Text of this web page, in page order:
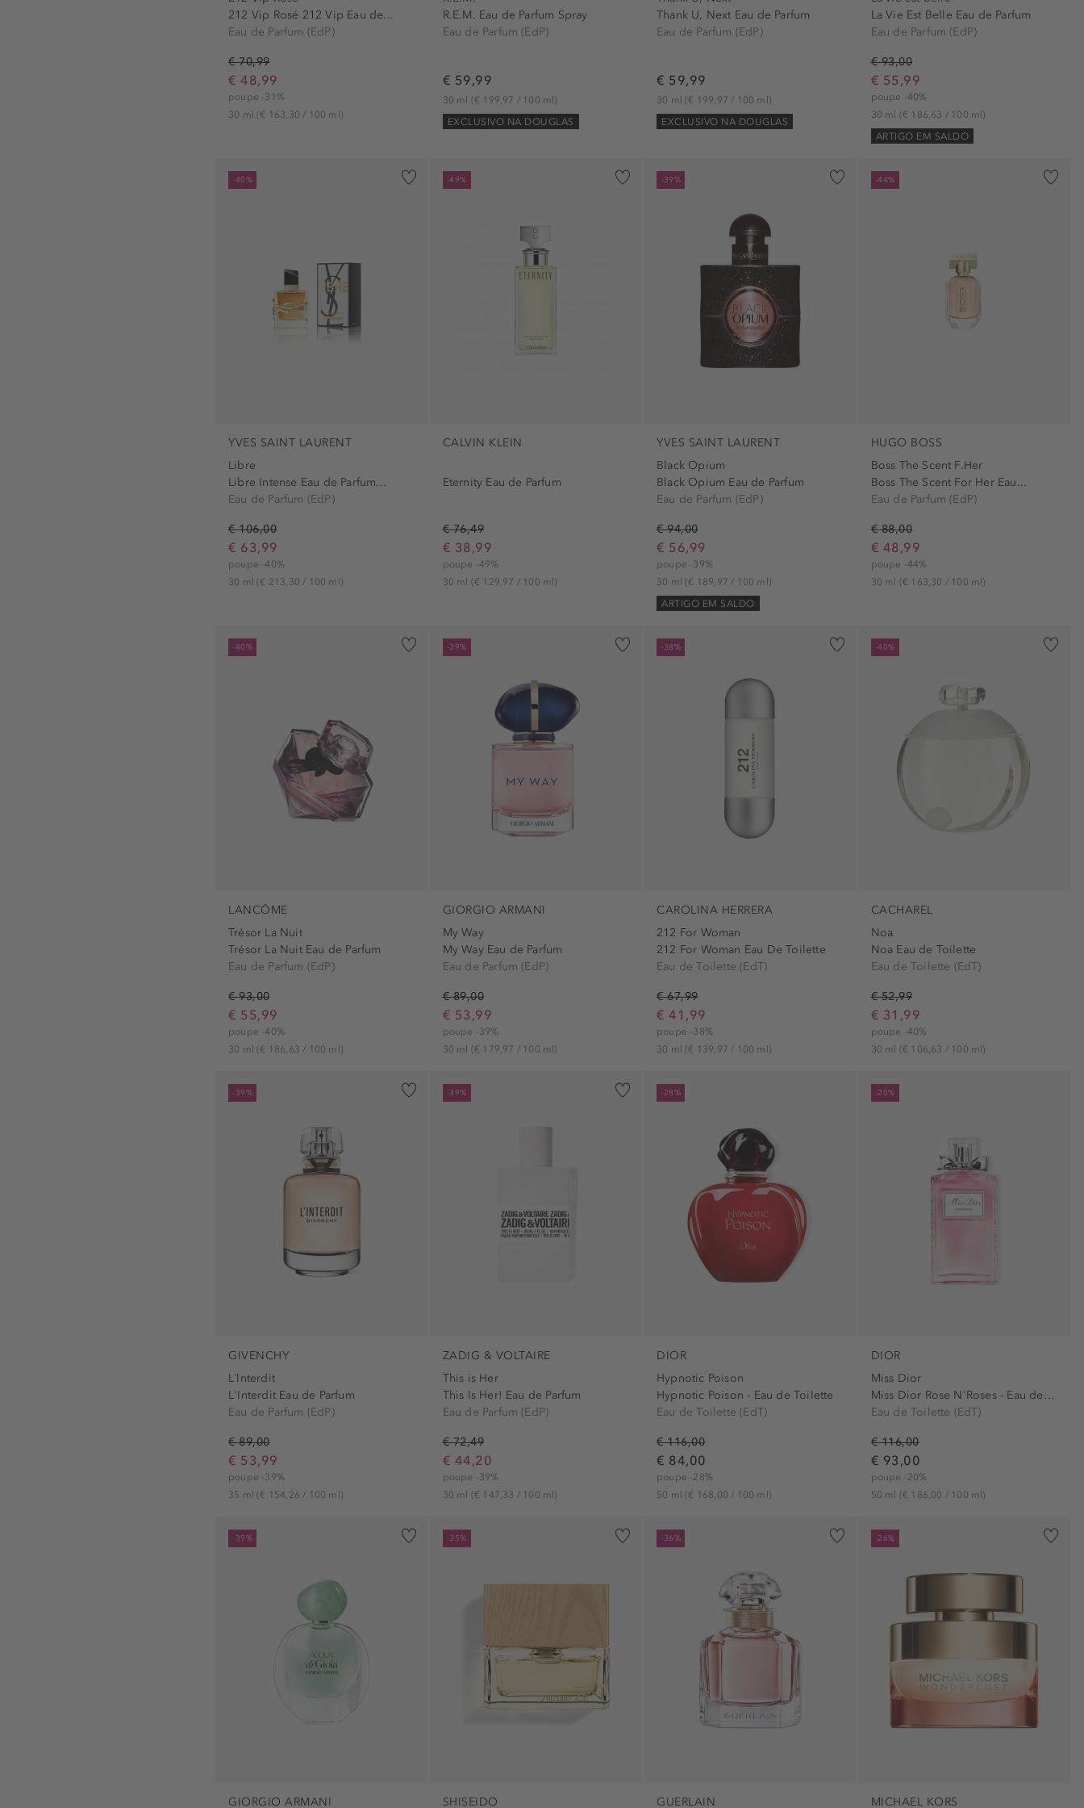
Ralph Lauren (1)
Shiseido (1)
Tommy Hilfiger (2)
Tous (4)
Zadig & Voltaire (1)
212 Vip Rosé 212 Vip Eau de...
Eau de Parfum (EdP)
€ 70,99
€ 48,99
poupe -31%
30 ml(€ 163,30 / 100 ml)
R.E.M. Eau de Parfum Spray
Eau de Parfum (EdP)
€ 59,99
30 ml (€ 199,97 / 100 ml)
EXCLUSIVO NA DOUGLAS
Thank U, Next Eau de Parfum
Eau de Parfum (EdP)
€ 59,99
30 ml(€ 199,97 / 100 ml)
EXCLUSIVO NA DOUGLAS
La Vie Est Belle Eau de Parfum
Eau de Parfum (EdP)
€ 93,00
€ 55,99
poupe -40%
30 ml (€ 186,63 / 100 ml)
ARTIGO EM SALDO
-40%
YVES SAINT LAURENT
Libre
Libre Intense Eau de Parfum...
Eau de Parfum (EdP)
€ 106,00
€ 63,99
poupe -40%
30 ml(€ 213,30 / 100 ml)
-49%
CALVIN KLEIN
Eternity Eau de Parfum
€ 76,49
€ 38,99
poupe -49%
30 ml (€ 129,97 / 100 ml)
-39%
YVES SAINT LAURENT
Black Opium
Black Opium Eau de Parfum
Eau de Parfum (EdP)
€ 94,00
€ 56,99
poupe -39%
30 ml(€ 189,97 / 100 ml)
ARTIGO EM SALDO
-44%
HUGO BOSS
Boss The Scent F.Her
Boss The Scent For Her Eau...
Eau de Parfum (EdP)
€ 88,00
€ 48,99
poupe -44%
30 ml (€ 163,30 / 100 ml)
-40%
LANCÔME
Trésor La Nuit
Trésor La Nuit Eau de Parfum
Eau de Parfum (EdP)
€ 93,00
€ 55,99
poupe -40%
30 ml(€ 186,63 / 100 ml)
-39%
GIORGIO ARMANI
My Way
My Way Eau de Parfum
Eau de Parfum (EdP)
€ 89,00
€ 53,99
poupe -39%
30 ml (€ 179,97 / 100 ml)
-38%
CAROLINA HERRERA
212 For Woman
212 For Woman Eau De Toilette
Eau de Toilette (EdT)
€ 67,99
€ 41,99
poupe -38%
30 ml(€ 139,97 / 100 ml)
-40%
CACHAREL
Noa
Noa Eau de Toilette
Eau de Toilette (EdT)
€ 52,99
€ 31,99
poupe -40%
30 ml (€ 106,63 / 100 ml)
-39%
GIVENCHY
L´Interdit
L'Interdit Eau de Parfum
Eau de Parfum (EdP)
€ 89,00
€ 53,99
poupe -39%
35 ml(€ 154,26 / 100 ml)
-39%
ZADIG & VOLTAIRE
This is Her
This Is Her! Eau de Parfum
Eau de Parfum (EdP)
€ 72,49
€ 44,20
poupe -39%
30 ml (€ 147,33 / 100 ml)
-28%
DIOR
Hypnotic Poison
Hypnotic Poison - Eau de Toilette
Eau de Toilette (EdT)
€ 116,00
€ 84,00
poupe -28%
50 ml(€ 168,00 / 100 ml)
-20%
DIOR
Miss Dior
Miss Dior Rose N'Roses - Eau de Toilette
Eau de Toilette (EdT)
€ 116,00
€ 93,00
poupe -20%
50 ml (€ 186,00 / 100 ml)
-39%
GIORGIO ARMANI
-35%
SHISEIDO
-36%
GUERLAIN
-26%
MICHAEL KORS